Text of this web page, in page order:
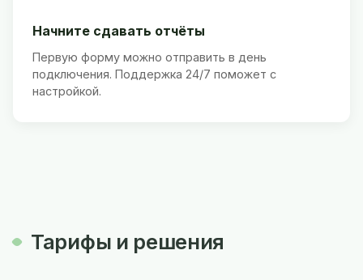
Начните сдавать отчёты
Первую форму можно отправить в день
подключения. Поддержка 24/7 поможет с
настройкой.
Тарифы и решения